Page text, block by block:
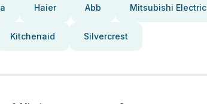
Haier Abb Mitsubishi Electric
Kitchenaid Silvercrest